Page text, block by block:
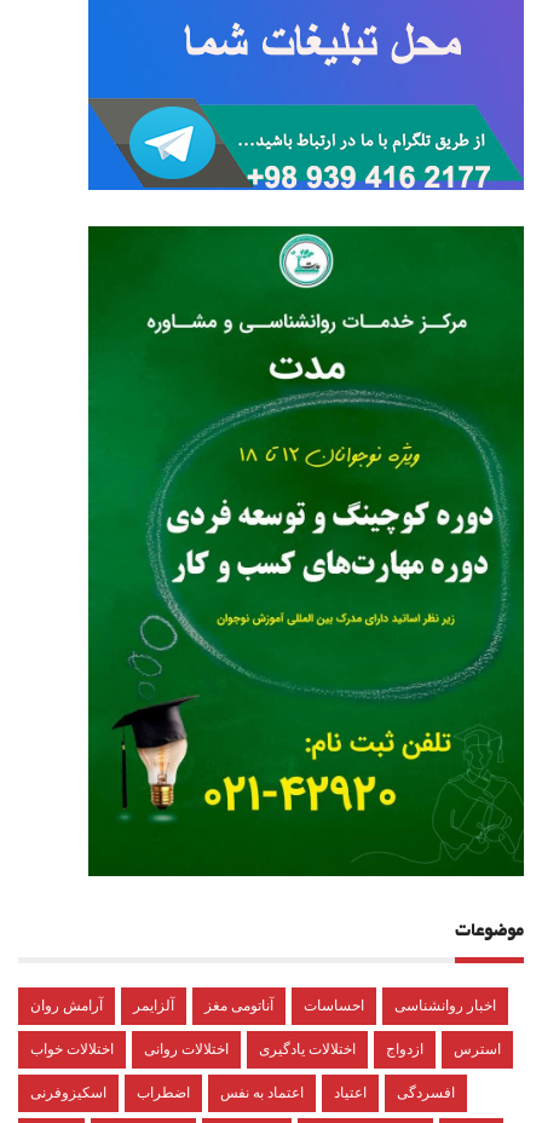
موضوعات
آرامش روان آلزایمر آناتومی مغز احساسات اخبار روانشناسی
اختلالات خواب اختلالات روانی اختلالات یادگیری ازدواج استرس
اسکیزوفرنی اضطراب اعتماد به نفس اعتیاد افسردگی